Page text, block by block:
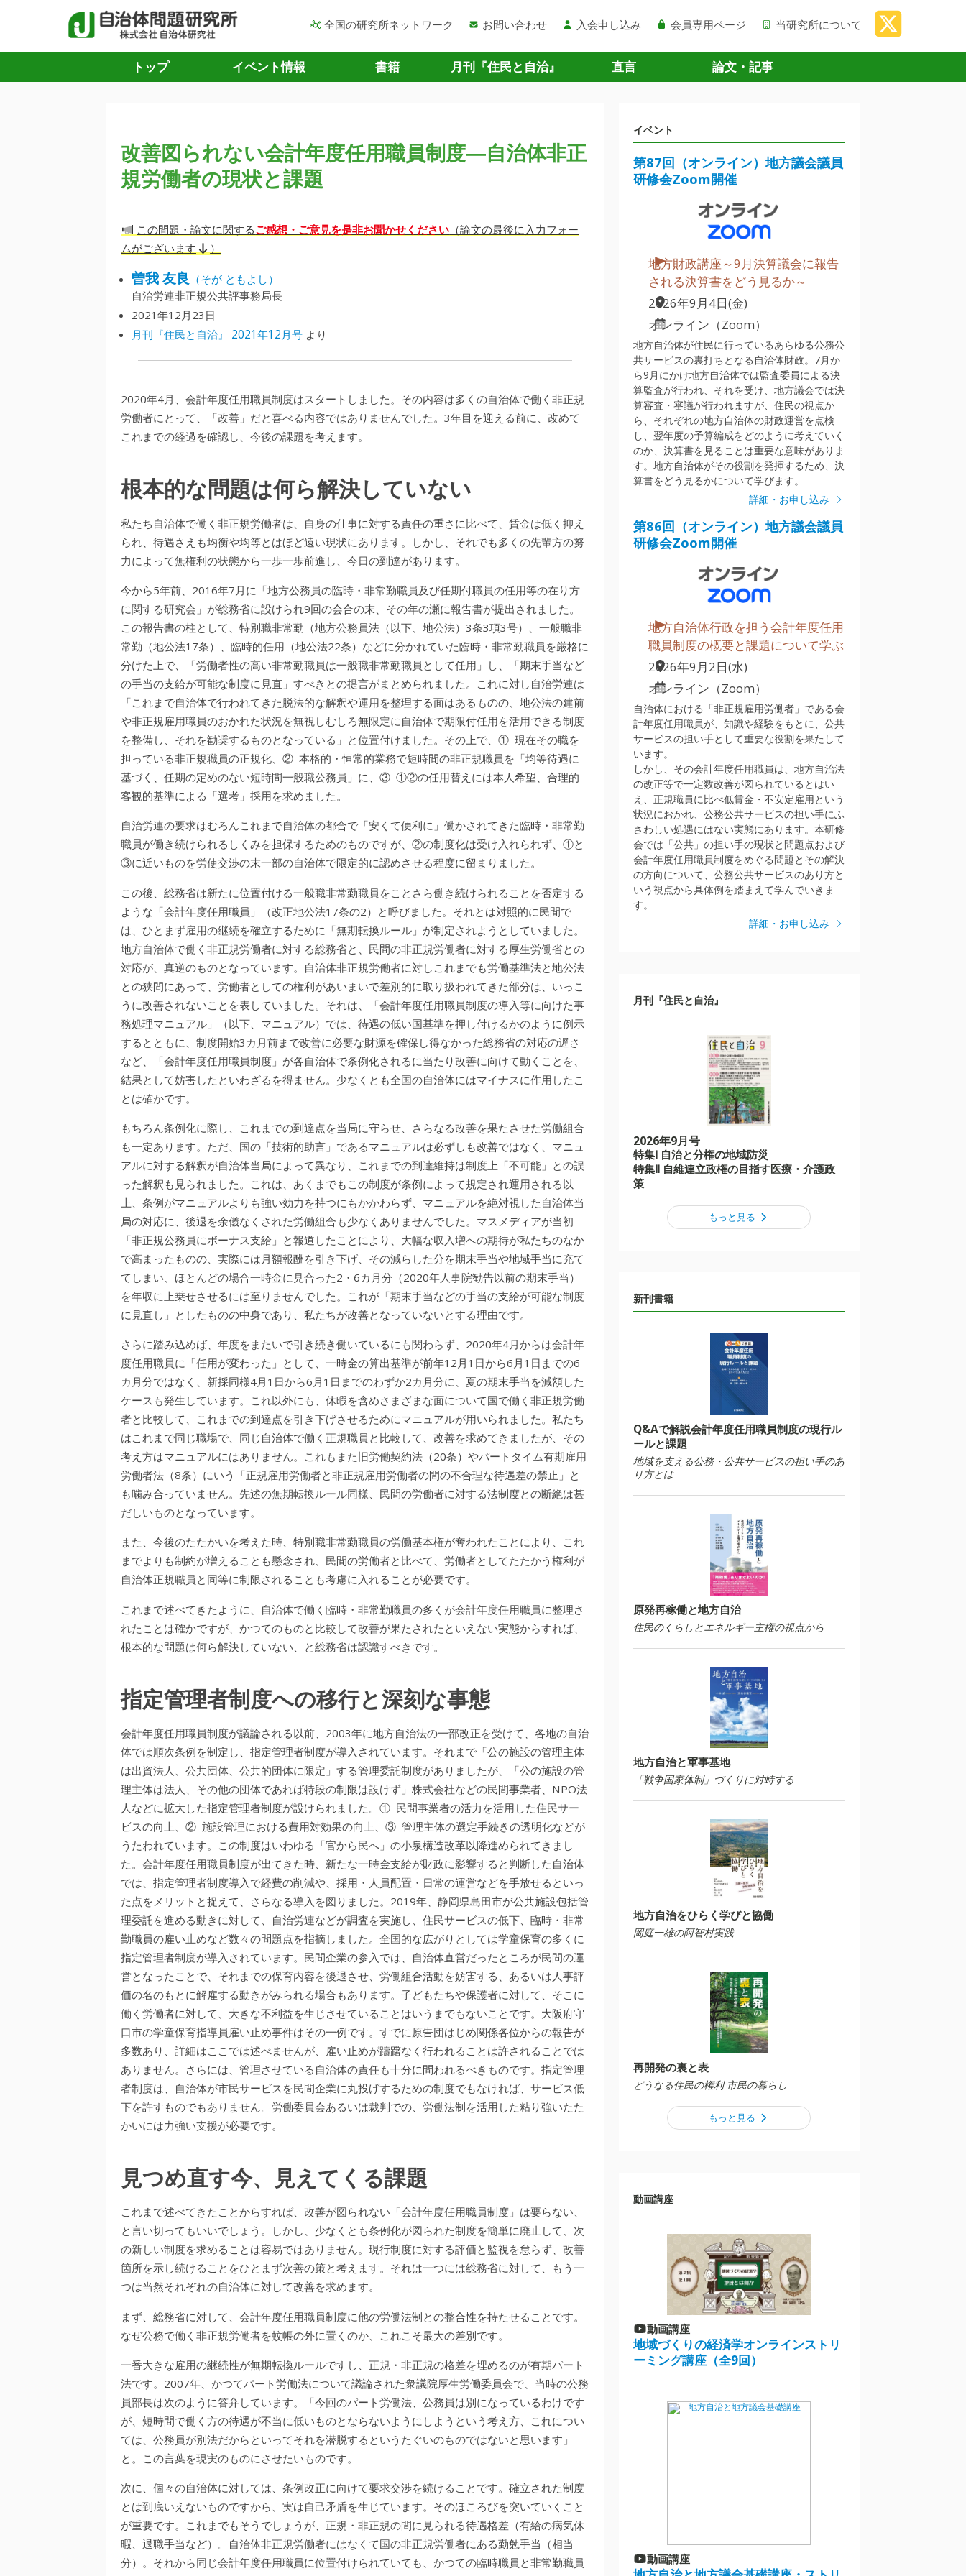
全国の研究所ネットワーク お問い合わせ 入会申し込み 会員専用ページ 当研究所について
トップ イベント情報 書籍 月刊『住民と自治』 直言 論文・記事
改善図られない会計年度任用職員制度―自治体非正
規労働者の現状と課題
この問題・論文に関するご感想・ご意見を是非お聞かせください （論文の最後に入力フォー
ムがございます
）
曽我 友良 （そが ともよし）
自治労連非正規公共評事務局長
2021年12月23日
月刊『住民と自治』 2021年12月号 より
2020年4月、会計年度任用職員制度はスタートしました。その内容は多くの自治体で働く非正規
労働者にとって、「改善」だと喜べる内容ではありませんでした。3年目を迎える前に、改めて
これまでの経過を確認し、今後の課題を考えます。
根本的な問題は何ら解決していない
私たち自治体で働く非正規労働者は、自身の仕事に対する責任の重さに比べて、賃金は低く抑え
られ、待遇さえも均衡や均等とはほど遠い現状にあります。しかし、それでも多くの先輩方の努
力によって無権利の状態から一歩一歩前進し、今日の到達があります。
今から5年前、2016年7月に「地方公務員の臨時・非常勤職員及び任期付職員の任用等の在り方
に関する研究会」が総務省に設けられ9回の会合の末、その年の瀬に報告書が提出されました。
この報告書の柱として、特別職非常勤（地方公務員法（以下、地公法）3条3項3号）、一般職非
常勤（地公法17条）、臨時的任用（地公法22条）などに分かれていた臨時・非常勤職員を厳格に
分けた上で、「労働者性の高い非常勤職員は一般職非常勤職員として任用」し、「期末手当など
の手当の支給が可能な制度に見直」すべきとの提言がまとめられました。これに対し自治労連は
「これまで自治体で行われてきた脱法的な解釈や運用を整理する面はあるものの、地公法の建前
や非正規雇用職員のおかれた状況を無視しむしろ無限定に自治体で期限付任用を活用できる制度
を整備し、それを勧奨するものとなっている」と位置付けました。その上で、① 現在その職を
担っている非正規職員の正規化、② 本格的・恒常的業務で短時間の非正規職員を「均等待遇に
基づく、任期の定めのない短時間一般職公務員」に、③ ①②の任用替えには本人希望、合理的
客観的基準による「選考」採用を求めました。
自治労連の要求はむろんこれまで自治体の都合で「安くて便利に」働かされてきた臨時・非常勤
職員が働き続けられるしくみを担保するためのものですが、②の制度化は受け入れられず、①と
③に近いものを労使交渉の末一部の自治体で限定的に認めさせる程度に留まりました。
この後、総務省は新たに位置付ける一般職非常勤職員をことさら働き続けられることを否定する
ような「会計年度任用職員」（改正地公法17条の2）と呼びました。それとは対照的に民間で
は、ひとまず雇用の継続を確立するために「無期転換ルール」が制定されようとしていました。
地方自治体で働く非正規労働者に対する総務省と、民間の非正規労働者に対する厚生労働省との
対応が、真逆のものとなっています。自治体非正規労働者に対しこれまでも労働基準法と地公法
との狭間にあって、労働者としての権利があいまいで差別的に取り扱われてきた部分は、いっこ
うに改善されないことを表していました。それは、「会計年度任用職員制度の導入等に向けた事
務処理マニュアル」（以下、マニュアル）では、待遇の低い国基準を押し付けるかのように例示
するとともに、制度開始3カ月前まで改善に必要な財源を確保し得なかった総務省の対応の遅さ
など、「会計年度任用職員制度」が各自治体で条例化されるに当たり改善に向けて動くことを、
結果として妨害したといわざるを得ません。少なくとも全国の自治体にはマイナスに作用したこ
とは確かです。
もちろん条例化に際し、これまでの到達点を当局に守らせ、さらなる改善を果たさせた労働組合
も一定あります。ただ、国の「技術的助言」であるマニュアルは必ずしも改善ではなく、マニュ
アルに対する解釈が自治体当局によって異なり、これまでの到達維持は制度上「不可能」との誤
った解釈も見られました。これは、あくまでもこの制度が条例によって規定され運用される以
上、条例がマニュアルよりも強い効力を持つにもかかわらず、マニュアルを絶対視した自治体当
局の対応に、後退を余儀なくされた労働組合も少なくありませんでした。マスメディアが当初
「非正規公務員にボーナス支給」と報道したことにより、大幅な収入増への期待が私たちのなか
で高まったものの、実際には月額報酬を引き下げ、その減らした分を期末手当や地域手当に充て
てしまい、ほとんどの場合一時金に見合った2・6カ月分（2020年人事院勧告以前の期末手当）
を年収に上乗せさせるには至りませんでした。これが「期末手当などの手当の支給が可能な制度
に見直し」としたものの中身であり、私たちが改善となっていないとする理由です。
さらに踏み込めば、年度をまたいで引き続き働いているにも関わらず、2020年4月からは会計年
度任用職員に「任用が変わった」として、一時金の算出基準が前年12月1日から6月1日までの6
カ月分ではなく、新採同様4月1日から6月1日までのわずか2カ月分に、夏の期末手当を減額した
ケースも発生しています。これ以外にも、休暇を含めさまざまな面について国で働く非正規労働
者と比較して、これまでの到達点を引き下げさせるためにマニュアルが用いられました。私たち
はこれまで同じ職場で、同じ自治体で働く正規職員と比較して、改善を求めてきましたが、その
考え方はマニュアルにはありません。これもまた旧労働契約法（20条）やパートタイム有期雇用
労働者法（8条）にいう「正規雇用労働者と非正規雇用労働者の間の不合理な待遇差の禁止」と
も噛み合っていません。先述の無期転換ルール同様、民間の労働者に対する法制度との断絶は甚
だしいものとなっています。
また、今後のたたかいを考えた時、特別職非常勤職員の労働基本権が奪われたことにより、これ
までよりも制約が増えることも懸念され、民間の労働者と比べて、労働者としてたたかう権利が
自治体正規職員と同等に制限されることも考慮に入れることが必要です。
これまで述べてきたように、自治体で働く臨時・非常勤職員の多くが会計年度任用職員に整理さ
れたことは確かですが、かつてのものと比較して改善が果たされたといえない実態からすれば、
根本的な問題は何ら解決していない、と総務省は認識すべきです。
指定管理者制度への移行と深刻な事態
会計年度任用職員制度が議論される以前、2003年に地方自治法の一部改正を受けて、各地の自治
体では順次条例を制定し、指定管理者制度が導入されています。それまで「公の施設の管理主体
は出資法人、公共団体、公共的団体に限定」する管理委託制度がありましたが、「公の施設の管
理主体は法人、その他の団体であれば特段の制限は設けず」株式会社などの民間事業者、NPO法
人などに拡大した指定管理者制度が設けられました。① 民間事業者の活力を活用した住民サー
ビスの向上、② 施設管理における費用対効果の向上、③ 管理主体の選定手続きの透明化などが
うたわれています。この制度はいわゆる「官から民へ」の小泉構造改革以降進められてきまし
た。会計年度任用職員制度が出てきた時、新たな一時金支給が財政に影響すると判断した自治体
では、指定管理者制度導入で経費の削減や、採用・人員配置・日常の運営などを手放せるといっ
た点をメリットと捉えて、さらなる導入を図りました。2019年、静岡県島田市が公共施設包括管
理委託を進める動きに対して、自治労連などが調査を実施し、住民サービスの低下、臨時・非常
勤職員の雇い止めなど数々の問題点を指摘しました。全国的な広がりとしては学童保育の多くに
指定管理者制度が導入されています。民間企業の参入では、自治体直営だったところが民間の運
営となったことで、それまでの保育内容を後退させ、労働組合活動を妨害する、あるいは人事評
価の名のもとに解雇する動きがみられる場合もあります。子どもたちや保護者に対して、そこに
働く労働者に対して、大きな不利益を生じさせていることはいうまでもないことです。大阪府守
口市の学童保育指導員雇い止め事件はその一例です。すでに原告団はじめ関係各位からの報告が
多数あり、詳細はここでは述べませんが、雇い止めが躊躇なく行われることは許されることでは
ありません。さらには、管理させている自治体の責任も十分に問われるべきものです。指定管理
者制度は、自治体が市民サービスを民間企業に丸投げするための制度でもなければ、サービス低
下を許すものでもありません。労働委員会あるいは裁判での、労働法制を活用した粘り強いたた
かいには力強い支援が必要です。
見つめ直す今、見えてくる課題
これまで述べてきたことからすれば、改善が図られない「会計年度任用職員制度」は要らない、
と言い切ってもいいでしょう。しかし、少なくとも条例化が図られた制度を簡単に廃止して、次
の新しい制度を求めることは容易ではありません。現行制度に対する評価と監視を怠らず、改善
箇所を示し続けることをひとまず次善の策と考えます。それは一つには総務省に対して、もう一
つは当然それぞれの自治体に対して改善を求めます。
まず、総務省に対して、会計年度任用職員制度に他の労働法制との整合性を持たせることです。
なぜ公務で働く非正規労働者を蚊帳の外に置くのか、これこそ最大の差別です。
一番大きな雇用の継続性が無期転換ルールですし、正規・非正規の格差を埋めるのが有期パート
法です。2007年、かつてパート労働法について議論された衆議院厚生労働委員会で、当時の公務
員部長は次のように答弁しています。「今回のパート労働法、公務員は別になっているわけです
が、短時間で働く方の待遇が不当に低いものとならないようにしようという考え方、これについ
ては、公務員が別法だからといってそれを潜脱するというたぐいのものではないと思います」
と。この言葉を現実のものにさせたいものです。
次に、個々の自治体に対しては、条例改正に向けて要求交渉を続けることです。確立された制度
とは到底いえないものですから、実は自己矛盾を生じています。そのほころびを突いていくこと
が重要です。これまでもそうでしょうが、正規・非正規の間に見られる待遇格差（有給の病気休
暇、退職手当など）。自治体非正規労働者にはなくて国の非正規労働者にある勤勉手当（相当
分）。それから同じ会計年度任用職員に位置付けられていても、かつての臨時職員と非常勤職員
イベント
第87回（オンライン）地方議会議員
研修会Zoom開催
地方財政講座～9月決算議会に報告
される決算書をどう見るか～
2026年9月4日(金)
オンライン（Zoom）
地方自治体が住民に行っているあらゆる公務公
共サービスの裏打ちとなる自治体財政。7月か
ら9月にかけ地方自治体では監査委員による決
算監査が行われ、それを受け、地方議会では決
算審査・審議が行われますが、住民の視点か
ら、それぞれの地方自治体の財政運営を点検
し、翌年度の予算編成をどのように考えていく
のか、決算書を見ることは重要な意味がありま
す。地方自治体がその役割を発揮するため、決
算書をどう見るかについて学びます。
詳細・お申し込み
第86回（オンライン）地方議会議員
研修会Zoom開催
地方自治体行政を担う会計年度任用
職員制度の概要と課題について学ぶ
2026年9月2日(水)
オンライン（Zoom）
自治体における「非正規雇用労働者」である会
計年度任用職員が、知識や経験をもとに、公共
サービスの担い手として重要な役割を果たして
います。
しかし、その会計年度任用職員は、地方自治法
の改正等で一定数改善が図られているとはい
え、正規職員に比べ低賃金・不安定雇用という
状況におかれ、公務公共サービスの担い手にふ
さわしい処遇にはない実態にあります。本研修
会では「公共」の担い手の現状と問題点および
会計年度任用職員制度をめぐる問題とその解決
の方向について、公務公共サービスのあり方と
いう視点から具体例を踏まえて学んでいきま
す。
詳細・お申し込み
月刊『住民と自治』
2026年9月号
特集Ⅰ 自治と分権の地域防災
特集Ⅱ 自維連立政権の目指す医療・介護政
策
もっと見る
新刊書籍
Q&Aで解説会計年度任用職員制度の現行ル
ールと課題
地域を支える公務・公共サービスの担い手のあ
り方とは
原発再稼働と地方自治
住民のくらしとエネルギー主権の視点から
地方自治と軍事基地
「戦争国家体制」づくりに対峙する
地方自治をひらく学びと協働
岡庭一雄の阿智村実践
再開発の裏と表
どうなる住民の権利 市民の暮らし
もっと見る
動画講座
動画講座
地域づくりの経済学オンラインストリ
ーミング講座（全9回）
動画講座